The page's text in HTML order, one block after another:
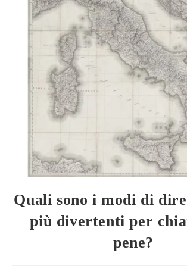
Quali sono i modi di
più divertenti per
pene?